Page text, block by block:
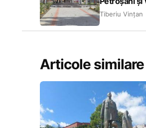
Tiberiu Vințan
Articole similare